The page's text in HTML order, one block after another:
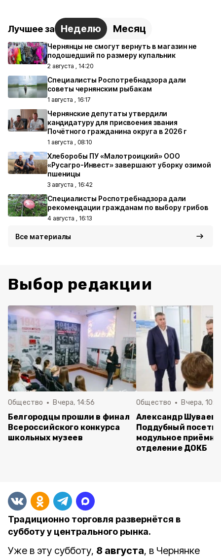
Лучшее за Неделю Месяц
Чернянцы не смогут вернуть в магазин не
подошедший по размеру купальник
2 августа , 14:20
Специалисты Роспотребнадзора дали
советы чернянским рыбакам
1 августа , 16:17
Чернянские депутаты утвердили
кандидатуру для присвоения звания
Почётного гражданина округа в 2026 г
1 августа , 08:10
Хлеборобы ПУ «Малотроицкий» ООО
«Русагро-Инвест» завершают уборку озимой
пшеницы
3 августа , 16:42
Специалисты Роспотребнадзора дали
рекомендации гражданам по выбору грибов
4 августа , 16:13
Все материалы
Выбор редакции
Общество Вчера, 14:56
Белгородцы прошли в финал
Всероссийского конкурса
школьных музеев
Общество Вчера,
Александр Шуваев
Поддубный
модульное
отделение ДОКБ
Традиционно торговля развернётся в
субботу у центрального рынка.
Уже в эту субботу, 8 августа, в Чернянке